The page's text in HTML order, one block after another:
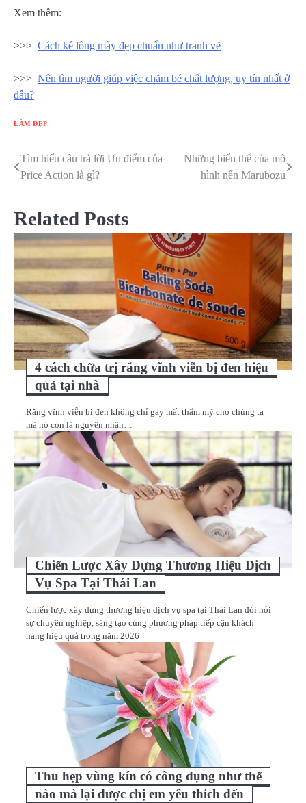
Xem thêm:
>>> Cách kẻ lông mày đẹp chuẩn như tranh vẽ
>>> Nên tìm người giúp việc chăm bé chất lượng, uy tín nhất ở
đâu?
LÀM ĐẸP
Điều
bài
viết
Tìm hiểu câu trả lời Ưu điểm của
Price Action là gì?
Những biến thể của mô
hình nến Marubozu
Related Posts
4 cách chữa trị răng vĩnh viễn bị đen hiệu
quả tại nhà
Răng vĩnh viễn bị đen không chỉ gây mất thẩm mỹ cho chúng ta
mà nó còn là nguyên nhân…
Chiến Lược Xây Dựng Thương Hiệu Dịch
Vụ Spa Tại Thái Lan
Chiến lược xây dựng thương hiệu dịch vụ spa tại Thái Lan đòi hỏi
sự chuyên nghiệp, sáng tạo cùng phương pháp tiếp cận khách
hàng hiệu quả trong năm 2026
Thu hẹp vùng kín có công dụng như thế
nào mà lại được chị em yêu thích đến